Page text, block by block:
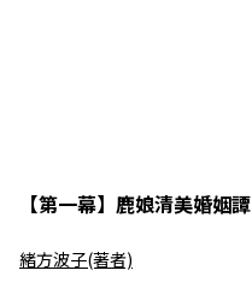
【第一幕】 鹿娘清美婚姻譚
緒方波子(著者)